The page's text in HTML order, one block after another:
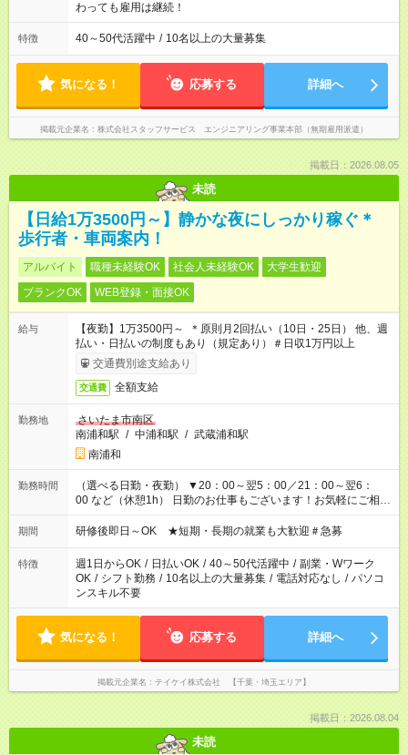
わっても雇用は継続！
特徴 40～50代活躍中 / 10名以上の大量募集
気になる！ 応募する 詳細へ
掲載元企業名 株式会社スタッフサービス エンジニアリング事業本部（無期雇用派遣）
掲載日：2026.08.05
未読
【日給1万3500円～】静かな夜にしっかり稼ぐ＊
歩行者・車両案内！
アルバイト 職種未経験OK 社会人未経験OK
大学生歓迎
ブランクOK
WEB登録・面接OK
給与
【夜勤】1万3500円～ ＊原則月2回払い（10日・25日） 他、週
払い・日払いの制度もあり（規定あり）＃日収1万円以上
交通費別途支給あり
交通費 全額支給
勤務地
さいたま市南区
南浦和駅 / 中浦和駅 / 武蔵浦和駅
南浦和
勤務時間
（選べる日勤・夜勤） ▼20：00～翌5：00／21：00～翌6：
00 など（休憩1h） 日勤のお仕事もございます！お気軽にご相談
ください！
期間 研修後即日～OK ★短期・長期の就業も大歓迎＃急募
特徴 週1日からOK / 日払いOK / 40～50代活躍中 / 副業・Wワーク
OK / シフト勤務 / 10名以上の大量募集 / 電話対応なし / パソコ
ンスキル不要
気になる！ 応募する 詳細へ
掲載元企業名 テイケイ株式会社 【千葉・埼玉エリア】
掲載日：2026.08.04
未読